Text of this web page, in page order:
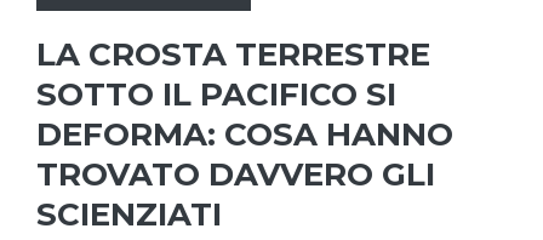
LA CROSTA TERRESTRE
SOTTO IL PACIFICO SI
DEFORMA: COSA HANNO
TROVATO DAVVERO GLI
SCIENZIATI